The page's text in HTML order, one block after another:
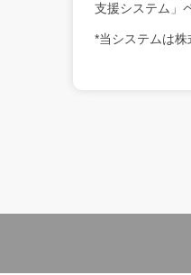
支援システム」
*当システムは株